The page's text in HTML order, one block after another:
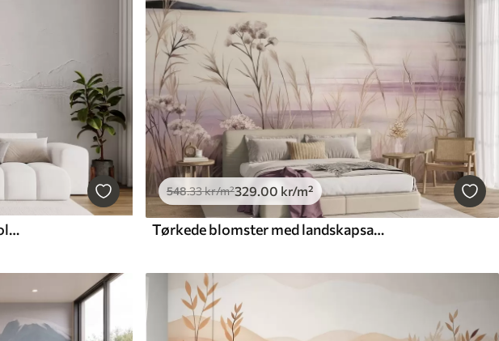
Relieff av et fjellandskap med et rolig vannspeilbilde
548.33kr/m²329 .00 kr/m²
Tørkede blomster med landskapsaktig struktur og høyt gress ved elven, en myk himmel i pastellfarger